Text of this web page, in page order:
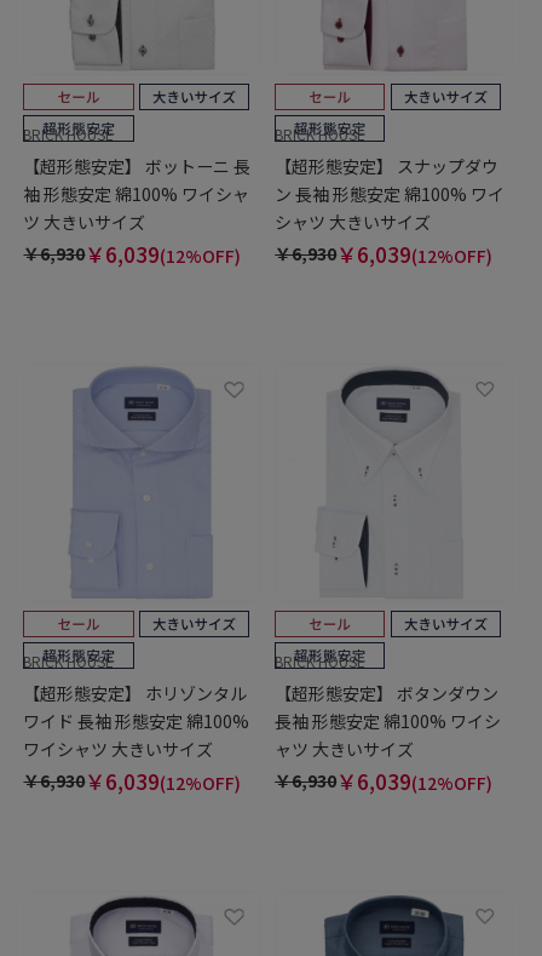
BRICK HOUSE
【超形態安定】 ボットーニ 長
袖 形態安定 綿100% ワイシャ
ツ 大きいサイズ
￥6,930￥6,039(12%OFF)
BRICK HOUSE
【超形態安定】 スナップダウ
ン 長袖 形態安定 綿100% ワイ
シャツ 大きいサイズ
￥6,930￥6,039(12%OFF)
BRICK HOUSE
【超形態安定】 ホリゾンタル
ワイド 長袖 形態安定 綿100%
ワイシャツ 大きいサイズ
￥6,930￥6,039(12%OFF)
BRICK HOUSE
【超形態安定】 ボタンダウン
長袖 形態安定 綿100% ワイシ
ャツ 大きいサイズ
￥6,930￥6,039(12%OFF)